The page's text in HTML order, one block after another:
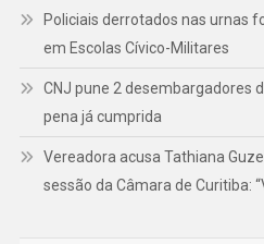
Policiais derrotados nas urnas
em Escolas Cívico-Militares
CNJ pune 2 desembargadores
pena já cumprida
Vereadora acusa Tathiana
sessão da Câmara de Curitiba: